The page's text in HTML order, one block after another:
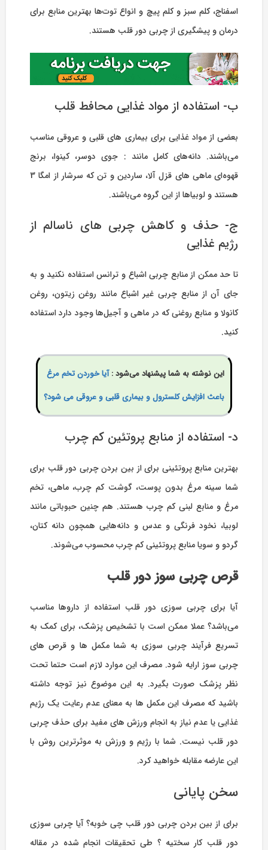
اسفناج، کلم سبز و کلم پیچ و انواع توت‌ها بهترین منابع برای
درمان و پیشگیری از چربی دور قلب هستند.
ب- استفاده از مواد غذایی محافط قلب
بعضی از مواد غذایی برای بیماری های قلبی و عروقی مناسب
می‌باشند. دانه‌های کامل مانند : جوی دوسر، کینوا، برنج
قهوه‌ای ماهی های قزل آلا، ساردین و تن که سرشار از امگا 3
هستند و لوبیاها از این گروه می‌باشند.
ج- حذف و کاهش چربی های ناسالم از
رژیم غذایی
تا حد ممکن از منابع چربی اشباع و ترانس استفاده نکنید و به
جای آن از منابع چربی غیر اشباع مانند روغن زیتون، روغن
کانولا و منابع روغنی که در ماهی و آجیل‌ها وجود دارد استفاده
کنید.
این نوشته به شما پیشنهاد می‌شود :آیا خوردن تخم مرغ
باعث افزایش کلسترول و بیماری قلبی و عروقی می شود؟
د- استفاده از منابع پروتئین کم چرب
بهترین منابع پروتئینی برای از بین بردن چربی دور قلب برای
شما سینه مرغ بدون پوست، گوشت کم چرب، ماهی، تخم
مرغ و منابع لبنی کم چرب هستند. هم چنین حبوباتی مانند
لوبیا، نخود فرنگی و عدس و دانه‌هایی همچون دانه کتان،
گردو و سویا منابع پروتئینی کم چرب محسوب می‌شوند.
قرص چربی سوز دور قلب
آیا برای چربی سوزی دور قلب استفاده از داروها مناسب
می‌باشد؟ عملا ممکن است با تشخیص پزشک، برای کمک به
تسریع فرآیند چربی سوزی به شما مکمل ها و قرص های
چربی سوز ارایه شود. مصرف این موارد لازم است حتما تحت
نظر پزشک صورت بگیرد. به این موضوع نیز توجه داشته
باشید که مصرف این مکمل ها به معنای عدم رعایت یک رژیم
غذایی یا عدم نیاز به انجام ورزش های مفید برای حذف چربی
دور قلب نیست. شما با رژیم و ورزش به موثرترین روش با
این عارضه مقابله خواهید کرد.
سخن پایانی
برای از بین بردن چربی دور قلب چی خوبه؟ آیا چربی سوزی
دور قلب کار سختیه ؟ طی تحقیقات انجام شده در مقاله